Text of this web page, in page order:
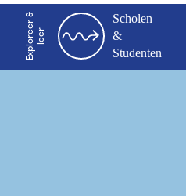
E
x
p
l
o
re
e
r
&
l
e
er
Scholen
&
Studenten